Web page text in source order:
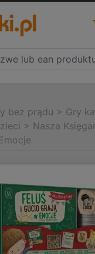
bez prądu > Gry
> Nasza